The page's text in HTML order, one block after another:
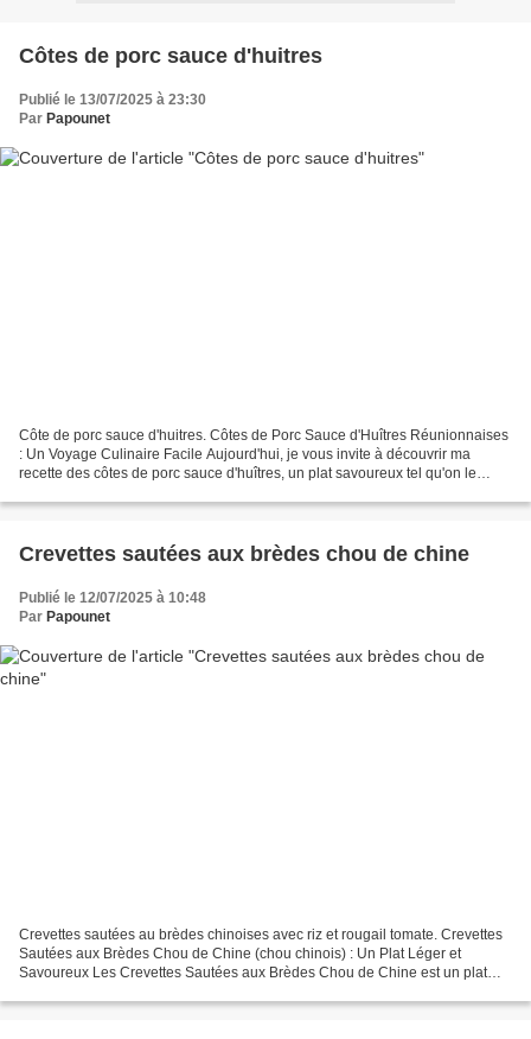
Côtes de porc sauce d'huitres
Publié le 13/07/2025 à 23:30
Par Papounet
Côte de porc sauce d'huitres. Côtes de Porc Sauce d'Huîtres Réunionnaises
: Un Voyage Culinaire Facile Aujourd'hui, je vous invite à découvrir ma
recette des côtes de porc sauce d'huîtres, un plat savoureux tel qu'on le
Crevettes sautées aux brèdes chou de chine
Publié le 12/07/2025 à 10:48
Par Papounet
Crevettes sautées au brèdes chinoises avec riz et rougail tomate. Crevettes
Sautées aux Brèdes Chou de Chine (chou chinois) : Un Plat Léger et
Savoureux Les Crevettes Sautées aux Brèdes Chou de Chine est un plat